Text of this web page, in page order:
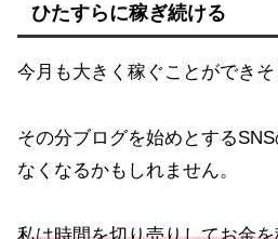
ひたすらに稼ぎ続ける
今月も大きく稼ぐことができそ
その分ブログを始めとする
なくなるかもしれません。